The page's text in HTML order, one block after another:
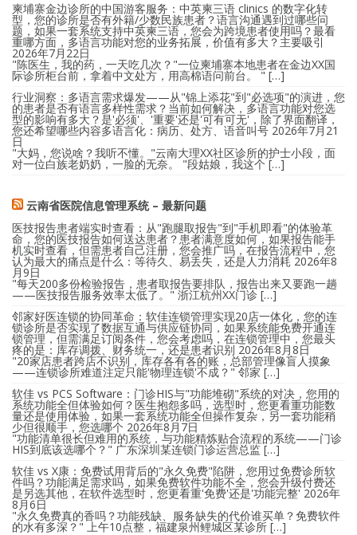
柬埔寨金边诊所的中国游客服务：中英柬三语 clinics 的数字化转
型，您的诊所是否有外籍/少数民族患者？语言沟通遇到过哪些问
题，如果一套系统支持中英柬三语，您会为跨境患者使用吗？最看
重哪方面，多语言功能对您的业务拓展，价值有多大？主要吸引
2026年7月22日
"陈医生，我的药，一天吃几次？"一位柬埔寨本地患者在金边XX国
际诊所柜台前，拿着中文处方，用高棉语问前台。 " […]
行业洞察：多语言需求爆发——从"锦上添花"到"必选项"的演进，您
的患者是否有语言多样性需求？当前如何解决，多语言功能对您选
型的影响有多大？是'必须'、'重要'还是'可有可无'，除了界面翻译，
您还希望哪些内容多语言化：病历、处方、语音叫号 2026年7月21
日
"大妈，您说啥？我听不懂。"云南大理XX社区诊所的护士小段，面
对一位白族老奶奶，一脸的无奈。 "段姑娘，我这个 […]
云南省医院信息管理系统 – 最新问题
医技报告患者端实时查看：从"跑腿取报告"到"手机即看"的体验革
命，您的医技报告如何送达患者？患者满意度如何，如果报告能手
机实时查看，但需患者自己注册，您会推广吗，在报告流程中，您
认为最大的痛点是什么：等待久、易丢失，还是人力消耗 2026年8
月9日
"每天200多份检验报告，患者取报告要排队，报告出来又要跑一趟
——医技报告服务效率太低了。" 浙江杭州XX门诊 […]
邻家好医连锁的协同革命：软佳连锁管理实现20店一体化，您的连
锁诊所是否实现了数据互通与供应链协同，如果系统能免费开通连
锁管理，但需满足订阅条件，您会考虑吗，在连锁管理中，您最头
疼的是：库存调拨、财务统一，还是患者识别 2026年8月8日
"20家店患者跨店不识别，库存各有各的账，总部管理像盲人摸象
——连锁诊所难道注定只能'物理连锁'不成？" 邻家 […]
软佳 vs PCS Software：门诊HIS与"功能堆砌"系统的对决，您用的
系统功能全但体验如何？医生抱怨多吗，选型时，您更看重功能数
量还是使用体验，如果一套系统功能全但操作复杂，另一套功能稍
少但很顺手，您选哪个 2026年8月7日
"功能清单很长但难用的系统，与功能精炼贴合流程的系统——门诊
HIS到底该选哪个？" 广东深圳某连锁门诊运营总监 […]
软佳 vs X康：免费试用背后的"永久免费"陷阱，您用过免费诊所软
件吗？功能满足需求吗，如果免费软件功能不全，您会升级付费还
是另选其他，在软件选型时，您更看重'免费'还是'功能完整' 2026年
8月6日
"永久免费真的香吗？功能残缺、服务缺失的代价谁买单？免费软件
的水有多深？" 上午10点整，福建泉州鲤城区某诊所 […]